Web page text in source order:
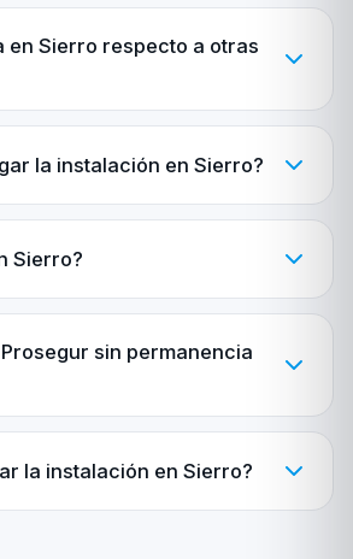
en Sierro respecto a otras
la instalación en Sierro?
Sierro?
sin permanencia
la instalación en Sierro?